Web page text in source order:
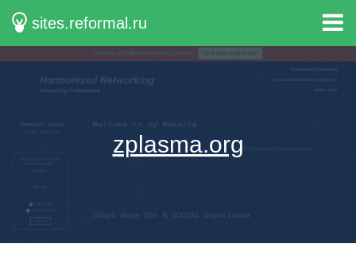
sites.reformal.ru
zplasma.org